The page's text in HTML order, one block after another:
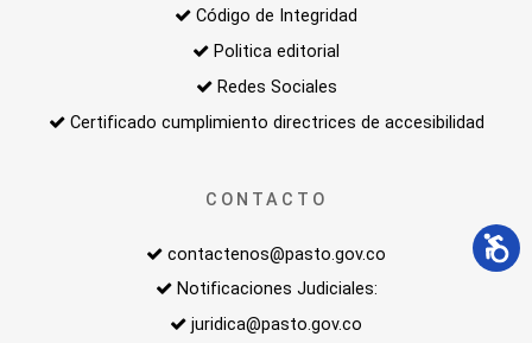
Código de Integridad
Politica editorial
Redes Sociales
Certificado cumplimiento directrices de accesibilidad
CONTACTO
contactenos@pasto.gov.co
Notificaciones Judiciales:
juridica@pasto.gov.co